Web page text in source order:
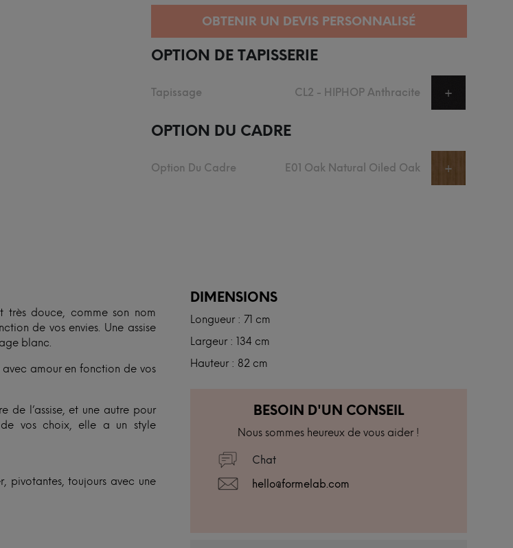
OPTION DE TAPISSERIE
Tapissage CL2 - HIPHOP Anthracite +
OPTION DU CADRE
Option Du Cadre E01 Oak Natural Oiled Oak +
douce, comme son nom
de vos envies. Une assise
blanc.
amour en fonction de vos
de l’assise, et une autre pour
de vos choix, elle a un style
pivotantes, toujours avec une
DIMENSIONS
Longueur : 71 cm
Largeur : 134 cm
Hauteur : 82 cm
BESOIN D'UN CONSEIL
Nous sommes heureux de vous aider !
Chat
hello@formelab.com